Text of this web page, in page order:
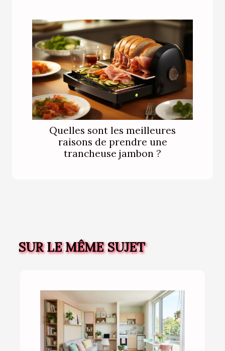
Quelles sont les meilleures
raisons de prendre une
trancheuse jambon ?
SUR LE MÊME SUJET